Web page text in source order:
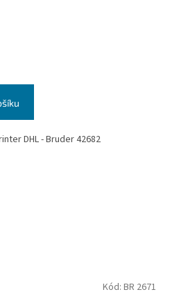
DHL - Bruder 42682
Kód: BR 2671